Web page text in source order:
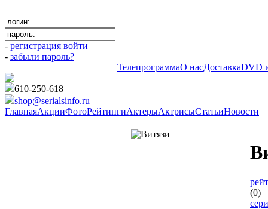
- регистрация войти
- забыли пароль?
ТелепрограммаО насДоставкаDVD
610-250-618
shop@serialsinfo.ru
ГлавнаяАкцииФотоРейтингиАктерыАктрисыСтатьиНовости
(0)